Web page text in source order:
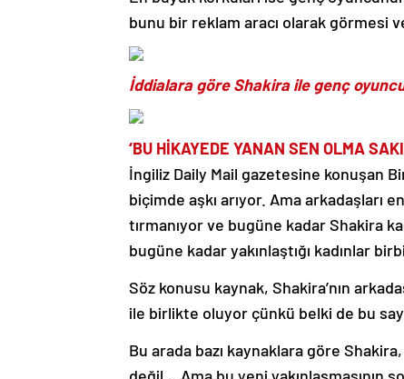
bunu bir reklam aracı olarak görmesi
İddialara göre Shakira ile genç
‘BU HİKAYEDE YANAN SEN OLMA
İngiliz Daily Mail gazetesine konuşan
biçimde aşkı arıyor. Ama
tırmanıyor ve bugüne kadar Shakira
bugüne kadar yakınlaştığı kadınlar
Söz konusu kaynak, Shakira’nın
ile birlikte oluyor çünkü belki de bu
Bu arada bazı kaynaklara göre